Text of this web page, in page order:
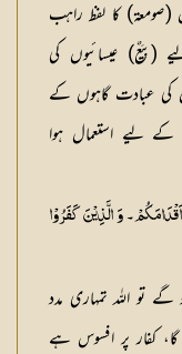
کا لفظ راہب
عیسائیوں کی
کی عبادت گاہوں کے
لیے استعمال ہوا
اَقْدَامَكُمْ۔وَ الَّذِيْنَ كَفَرُوْا
گے تو اللہ تمہاری مدد
کفار پر افسوس ہے